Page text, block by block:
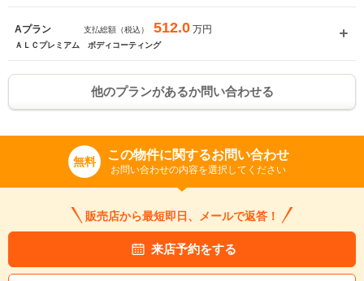
Aプラン 支払総額（税込） 512.0 万円
ＡＬＣプレミアム ボディコーティング
他のプランがあるか問い合わせる
無料 この物件に関するお問い合わせ
お問い合わせの内容を選択してください
販売店から最短即日、メールで返答！
来店予約をする
入力途中の情報を保存しますか？
※次回問い合わせをする際に自動入力されます
※保存された情報は90日で破棄されます